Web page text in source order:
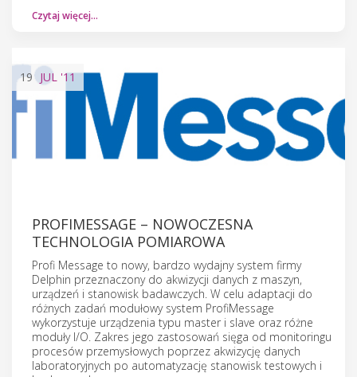
Czytaj więcej…
19 JUL '11
PROFIMESSAGE – NOWOCZESNA
TECHNOLOGIA POMIAROWA
Profi Message to nowy, bardzo wydajny system firmy
Delphin przeznaczony do akwizycji danych z maszyn,
urządzeń i stanowisk badawczych. W celu adaptacji do
różnych zadań modułowy system ProfiMessage
wykorzystuje urządzenia typu master i slave oraz różne
moduły I/O. Zakres jego zastosowań sięga od monitoringu
procesów przemysłowych poprzez akwizycję danych
laboratoryjnych po automatyzację stanowisk testowych i